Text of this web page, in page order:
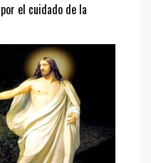
el cuidado de la